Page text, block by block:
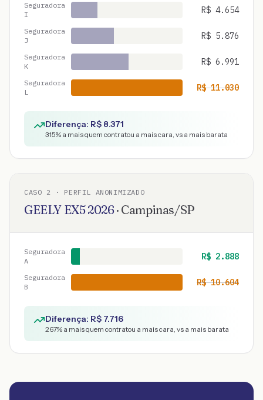
Seguradora
I
R$ 4.654
Seguradora
J
R$ 5.876
Seguradora
K
R$ 6.991
Seguradora
L
R$11.030
Diferença: R$ 8.371
315% a mais quem contratou a mais cara, vs a mais barata
CASO 2 · PERFIL ANONIMIZADO
GEELY EX52026· Campinas/SP
Seguradora
A
R$ 2.888
Seguradora
B
R$10.604
Diferença: R$ 7.716
267% a mais quem contratou a mais cara, vs a mais barata